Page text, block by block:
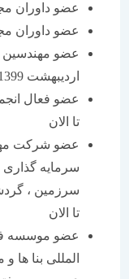
عضو داوران مجله ” One Earth” در امریکا
عضو داوران مجله ” Urban Education” در امریکا
عضو مهندسین
اردیبهشت 1399 تا الان
عضو شركت
سرمایه گذاری ،
عضو موسسه
المللی بنا ها و محوطه